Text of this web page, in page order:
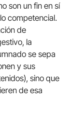
son un fin en sí
competencial.
de
la
se sepa
y sus
sino que
de esa